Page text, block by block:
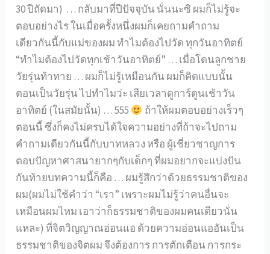
30 ปีถัดมา) … กลับมาที่ปีปัจจุบัน นั่นนะซิ ผมก็ไม่รู้จะ
ตอบอย่างไร ในเมื่อครั้งหนึ่งผมก็เคยถามคำถาม
เดียวกันนี้กับแม่ของผม ทำไมต้องไปวัด ทุกวันอาทิตย์
“ทำไมต้องไปวัดทุกเช้าวันอาทิตย์” … เมื่อโดนลูกชาย
วัยรุ่นท้าทาย … ผมก็ไม่รู้เหมือนกัน ผมก็คิดแบบนั้น
ตอนเป็นวัยรุ่น ไปทำไมว่ะ เสียเวลาดูการ์ตูนเช้าวัน
อาทิตย์ (ในสมัยนั้น) … 555
ถ้าให้ผมตอบอย่างเร็วๆ
ตอนนี้ ซึ่งก็คงไม่ครบได้ใจความอย่างที่ถ้าจะไปถาม
คำถามเดียวกันนี้กับบาทหลวง หรือ ผู้เชี่ยวชาญการ
ตอบปัญหาศาสนายากๆกับเด็กๆ ที่ผมอยากจะแบ่งปัน
กันท้ายบทความนี้ก็คือ … ผมรู้สึกว่าด้วยธรรมชาติของ
ผม(ผมไม่ใช้คำว่า “เรา” เพราะผมไม่รู้ว่าคนอื่นจะ
เหมือนผมไหม เอาว่าก็ธรรมชาติของผมคนเดียวนั่น
แหละ) ที่จิตวิญญาณอ่อนแอ ด้วยความอ่อนแออันเป็น
ธรรมชาติของจิตผม จึงต้องการ การตักเตือน การกระ